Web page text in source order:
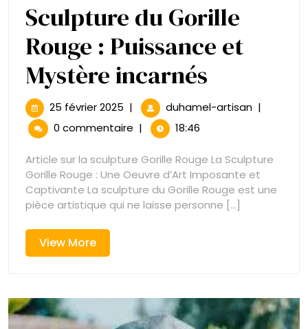
Sculpture du Gorille
Rouge : Puissance et
Mystère incarnés
du
Rouge
:
Mystère
incarnés
25 février 2025 25
février
2025
| duhamel-artisanSculpture
Puissance
et
|
0 commentaire | 18:46
Article sur la sculpture Gorille Rouge La Sculpture
Gorille Rouge : Une Oeuvre d’Art Imposante et
Captivante La sculpture du Gorille Rouge est une
pièce artistique qui ne laisse personne [...]
View MoreView
More